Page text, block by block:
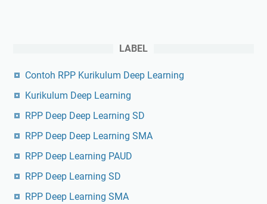
LABEL
Contoh RPP Kurikulum Deep Learning
Kurikulum Deep Learning
RPP Deep Deep Learning SD
RPP Deep Deep Learning SMA
RPP Deep Learning PAUD
RPP Deep Learning SD
RPP Deep Learning SMA